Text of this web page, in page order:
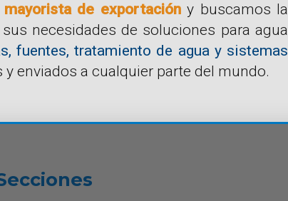
de exportacióny buscamos la
necesidades de soluciones para agua
fuentes, tratamiento de agua y sistemas
enviados a cualquier parte del mundo.